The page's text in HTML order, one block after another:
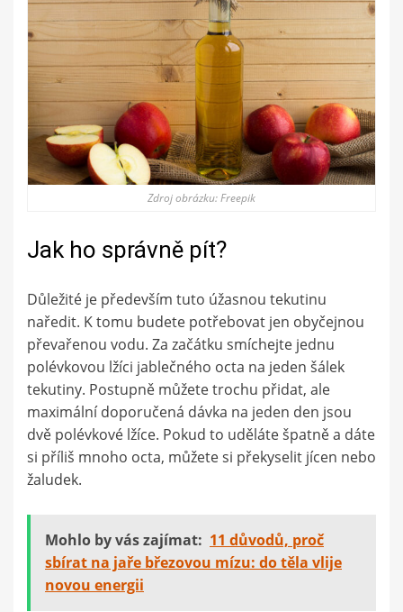
Zdroj obrázku: Freepik
Jak ho správně pít?
Důležité je především tuto úžasnou tekutinu
naředit. K tomu budete potřebovat jen obyčejnou
převařenou vodu. Za začátku smíchejte jednu
polévkovou lžíci jablečného octa na jeden šálek
tekutiny. Postupně můžete trochu přidat, ale
maximální doporučená dávka na jeden den jsou
dvě polévkové lžíce. Pokud to uděláte špatně a dáte
si příliš mnoho octa, můžete si překyselit jícen nebo
žaludek.
Mohlo by vás zajímat: 11 důvodů, proč
sbírat na jaře březovou mízu: do těla vlije
novou energii